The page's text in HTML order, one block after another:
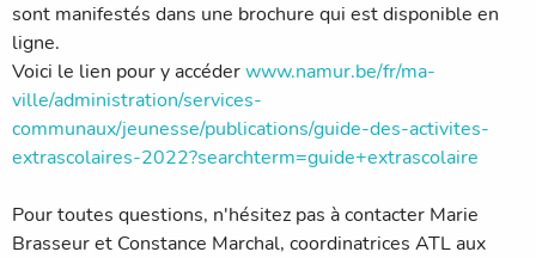
sont manifestés dans une brochure qui est disponible en
ligne.
Voici le lien pour y accéderwww.namur.be/fr/ma-
ville/administration/services-
communaux/jeunesse/publications/guide-des-activites-
extrascolaires-2022?searchterm=guide+extrascolaire
Pour toutes questions, n'hésitez pas à contacter Marie
Brasseur et Constance Marchal, coordinatrices ATL aux